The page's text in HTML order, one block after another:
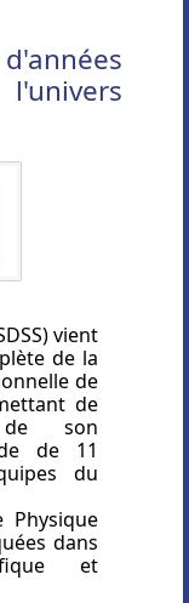
vient
de la
de
de
de son
de 11
du
dans
et